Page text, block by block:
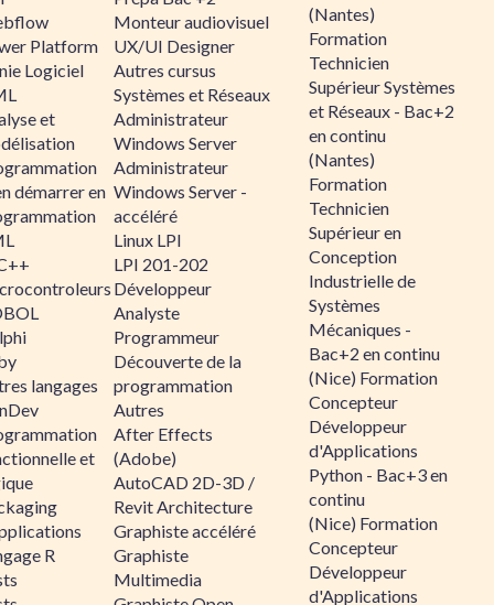
Platform
Logiciel
et
démarrer en
langages
et
R
Monteur audiovisuel
UX/UI Designer
Autres cursus
Systèmes et Réseaux
Administrateur
Windows Server
Administrateur
Windows Server -
accéléré
Linux LPI
LPI 201-202
Développeur
Analyste
Programmeur
Découverte de la
programmation
Autres
After Effects
(Adobe)
AutoCAD 2D-3D /
Revit Architecture
Graphiste accéléré
Graphiste
Multimedia
(Nantes)
Formation
Technicien
Supérieur Systèmes
et Réseaux - Bac+2
en continu
(Nantes)
Formation
Technicien
Supérieur en
Conception
Industrielle de
Systèmes
Mécaniques -
Bac+2 en continu
(Nice) Formation
Concepteur
Développeur
d'Applications
Python - Bac+3 en
continu
(Nice) Formation
Concepteur
Développeur
d'Applications